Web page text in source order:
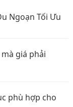
Ngoạn Tối Ưu
giá phải
phù hợp cho